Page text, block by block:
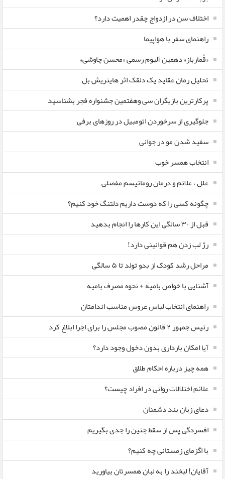
اختلاف سن در ازدواج چقدر اهمیت دارد؟
راهنمای سفر با هواپیما
«قُمارباز» دهمین آلبوم رسمی «محسن چاوشی»
تحلیل رمان عقاید یک دلقک اثر هاینریش بل
پرکارترین بازیگران سی وهفتمین جشنواره فجر بشناسید
جلوگیری از سرخوردن اتومبیل در روزهای برفی
سفید شدن مو در جوانی
انتخاب همسر خوب
علل ، علائم و درمان روماتیسم مفصلی
چگونه کسی را که دوست داریم دلتنگ خود کنیم؟
قبل از ۳۰ سالگی این کارها را انجام بدهید
رژ لب زدن هم قوانینی دارد!
مراحل رشد کودک از بدو تولد تا ۵ سالگی
آشنایی با خواص بامیه + نحوه مصرف بامیه
راهنمای انتخاب لباس عروس مناسب اندامتان
رئیس جمهور ۲ قانون مصوب مجلس را برای اجرا ابلاغ کرد
آیا امکان بارداری بدون دخول وجود دارد؟
همه چیز درباره احکام طلاق
علائم اختلالات روانی در افراد چیست؟
دعای زبان بند دشمنان
افسردگی پس از سقط جنین را جدی بگیریم
با اگزمای زمستانی چه کنیم؟
آقایان! لبخند را به لبان همسرتان بیاورید